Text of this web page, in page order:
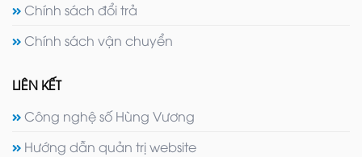
Chính sách đổi trả
Chính sách vận chuyển
LIÊN KẾT
Công nghệ số Hùng Vương
Hướng dẫn quản trị website